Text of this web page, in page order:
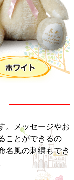
。メッセージやお
ことができるの
名風の刺繍もでき